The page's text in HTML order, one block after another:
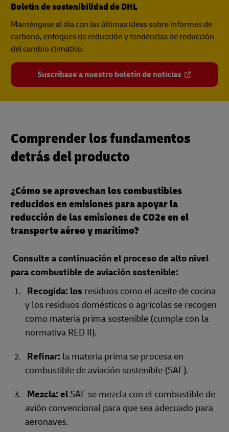
Boletín de sostenibilidad de DHL
Manténgase al día con las últimas ideas sobre informes de
carbono, enfoques de reducción y tendencias de reducción
del cambio climático.
Suscríbase a nuestro boletín de noticias
Comprender los fundamentos
detrás del producto
¿Cómo se aprovechan los combustibles
reducidos en emisiones para apoyar la
reducción de las emisiones de CO2e en el
transporte aéreo y marítimo?
Consulte a continuación el proceso de alto nivel
para combustible de aviación sostenible:
Recogida: los residuos como el aceite de cocina
y los residuos domésticos o agrícolas se recogen
como materia prima sostenible (cumple con la
normativa RED II).
Refinar: la materia prima se procesa en
combustible de aviación sostenible (SAF).
Mezcla: el SAF se mezcla con el combustible de
avión convencional para que sea adecuado para
aeronaves.